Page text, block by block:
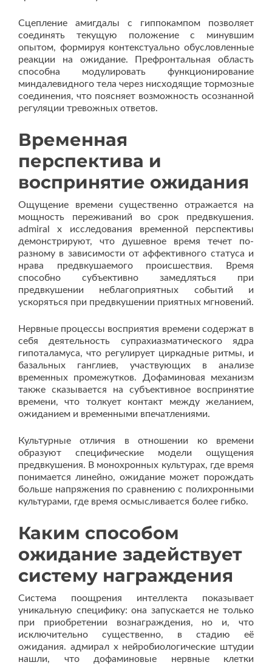
Сцепление амигдалы с гиппокампом позволяет
соединять текущую положение с минувшим
опытом, формируя контекстуально обусловленные
реакции на ожидание. Префронтальная область
способна модулировать функционирование
миндалевидного тела через нисходящие тормозные
соединения, что поясняет возможность осознанной
регуляции тревожных ответов.
Временная
перспектива и
воспринятие ожидания
Ощущение времени существенно отражается на
мощность переживаний во срок предвкушения.
admiral x исследования временной перспективы
демонстрируют, что душевное время течет по-
разному в зависимости от аффективного статуса и
нрава предвкушаемого происшествия. Время
способно субъективно замедляться при
предвкушении неблагоприятных событий и
ускоряться при предвкушении приятных мгновений.
Нервные процессы восприятия времени содержат в
себя деятельность супрахиазматического ядра
гипоталамуса, что регулирует циркадные ритмы, и
базальных ганглиев, участвующих в анализе
временных промежутков. Дофаминовая механизм
также сказывается на субъективное воспринятие
времени, что толкует контакт между желанием,
ожиданием и временными впечатлениями.
Культурные отличия в отношении ко времени
образуют специфические модели ощущения
предвкушения. В монохронных культурах, где время
понимается линейно, ожидание может порождать
больше напряжения по сравнению с полихронными
культурами, где время осмысливается более гибко.
Каким способом
ожидание задействует
систему награждения
Система поощрения интеллекта показывает
уникальную специфику: она запускается не только
при приобретении вознаграждения, но и, что
исключительно существенно, в стадию её
ожидания. адмирал х нейробиологические штудии
нашли, что дофаминовые нервные клетки